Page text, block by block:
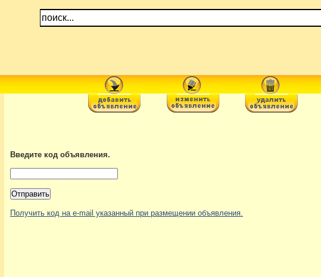
Введите код объявления.
Получить код на e-mail указанный при размещении объявления.